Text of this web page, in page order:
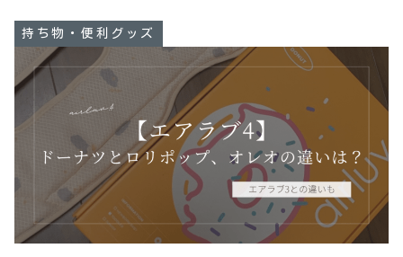
持ち物・便利グッズ